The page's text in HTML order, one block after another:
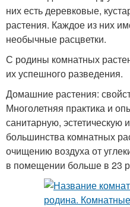
них есть деревковые,
растения. Каждое из них
необычные расцветки.
С родины комнатных
их успешного разведения.
Домашние растения:
Многолетняя практика и
санитарную, эстетическую
большинства комнатных
очищению воздуха от
в помещении больше в 23